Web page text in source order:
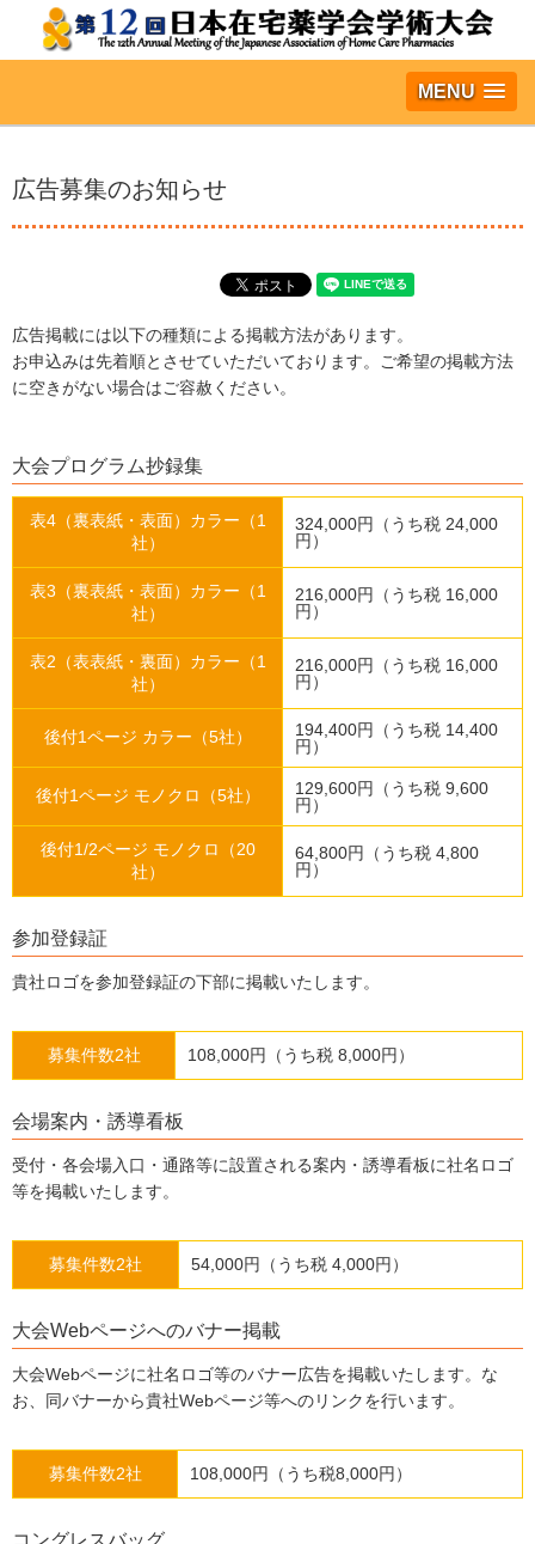
MENU
広告募集のお知らせ
広告掲載には以下の種類による掲載方法があります。
お申込みは先着順とさせていただいております。ご希望の掲載方法
に空きがない場合はご容赦ください。
大会プログラム抄録集
表4（裏表紙・表面）カラー（1
社）
324,000円（うち税 24,000
円）
表3（裏表紙・表面）カラー（1
社）
216,000円（うち税 16,000
円）
表2（表表紙・裏面）カラー（1
社）
216,000円（うち税 16,000
円）
後付1ページ カラー（5社）
194,400円（うち税 14,400
円）
後付1ページ モノクロ（5社）
129,600円（うち税 9,600
円）
後付1/2ページ モノクロ（20
社）
64,800円（うち税 4,800
円）
参加登録証
貴社ロゴを参加登録証の下部に掲載いたします。
募集件数2社 108,000円（うち税 8,000円）
会場案内・誘導看板
受付・各会場入口・通路等に設置される案内・誘導看板に社名ロゴ
等を掲載いたします。
募集件数2社 54,000円（うち税 4,000円）
大会Webページへのバナー掲載
大会Webページに社名ロゴ等のバナー広告を掲載いたします。な
お、同バナーから貴社Webページ等へのリンクを行います。
募集件数2社 108,000円（うち税8,000円）
コングレスバッグ